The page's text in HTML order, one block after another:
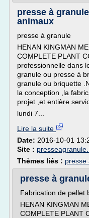
presse à
animaux
presse à granule
HENAN KINGMAN
COMPLETE PLANT
professionnelle dans
granule ou presse à
granule ou briquette
la conception ,la
projet ,et entière
lundi 7...
Lire la suite
Date: 2016-10-01
Site :
Thèmes liés : presse
presse à
Fabrication de pellet
HENAN KINGMAN
COMPLETE PLANT